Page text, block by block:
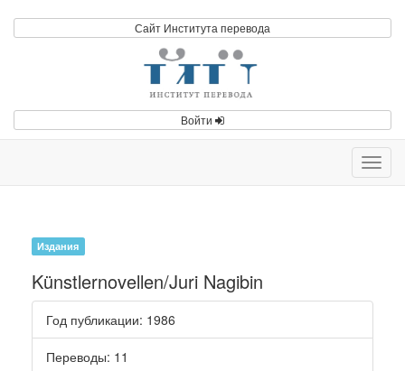
Сайт Института перевода
Войти
Издания
Künstlernovellen/Juri Nagibin
Год публикации: 1986
Переводы: 11